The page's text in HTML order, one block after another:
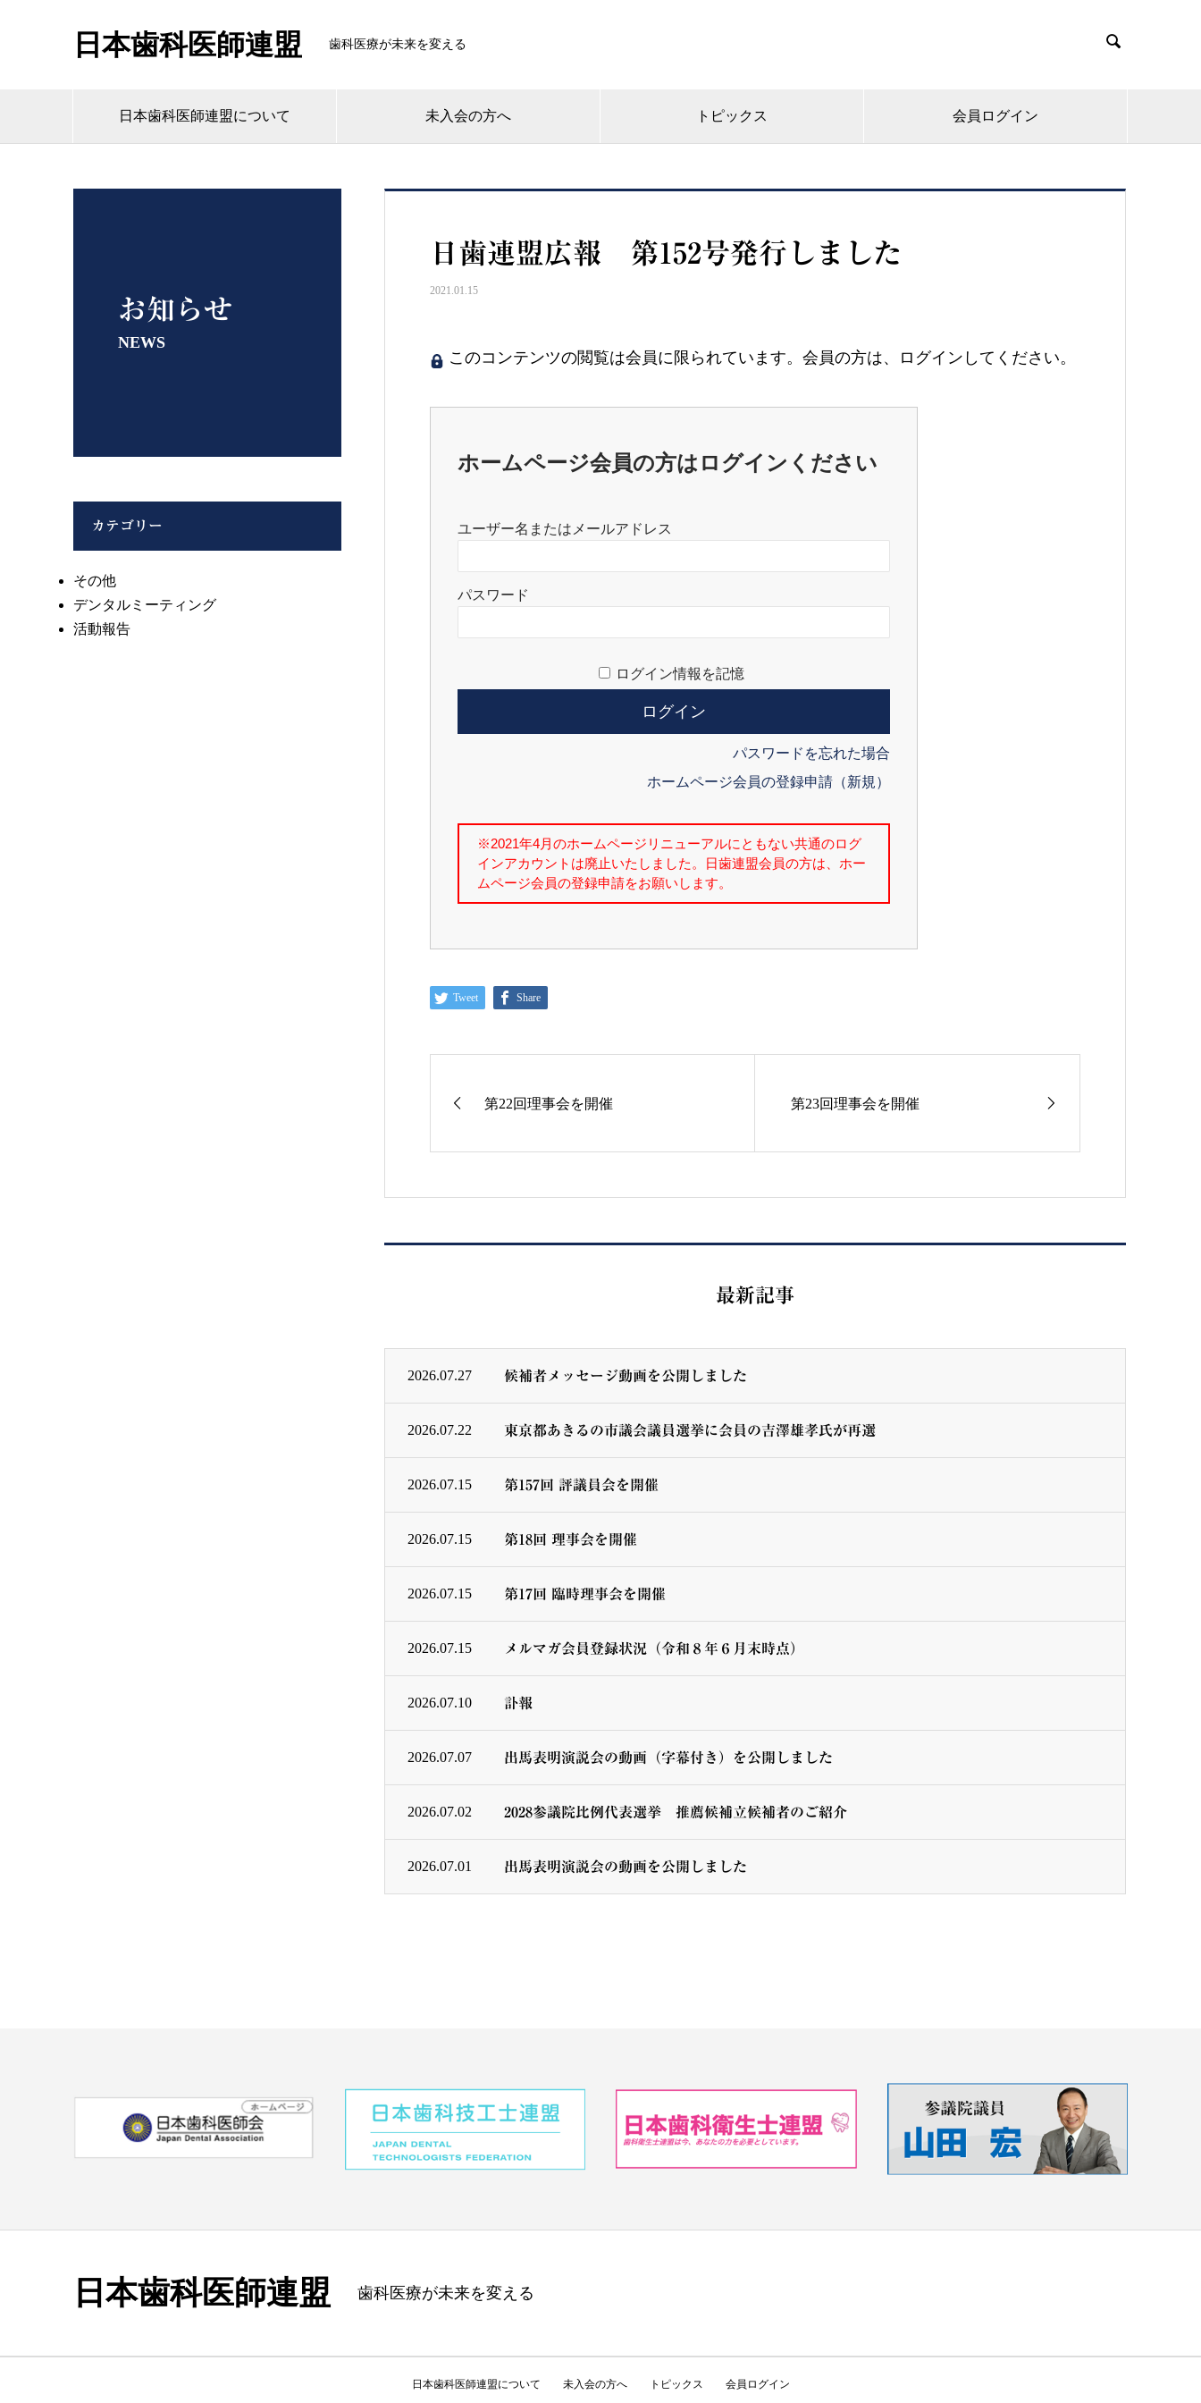
日本歯科医師連盟 歯科医療が未来を変える 
日本歯科医師連盟について 未入会の方へ トピックス 会員ログイン
お知らせ
NEWS
日歯連盟広報 第152号発行しました
2021.01.15
このコンテンツの閲覧は会員に限られています。会員の方は、ログインしてください。
ホームページ会員の方はログインください
ユーザー名またはメールアドレス
パスワード
ログイン情報を記憶
パスワードを忘れた場合
ホームページ会員の登録申請（新規）
Tweet Share
第22回理事会を開催 第23回理事会を開催
最新記事
2026.07.27 候補者メッセージ動画を公開しました
2026.07.22 東京都あきるの市議会議員選挙に会員の吉澤雄孝氏が再選
2026.07.15 第157回 評議員会を開催
2026.07.15 第18回 理事会を開催
2026.07.15 第17回 臨時理事会を開催
2026.07.15 メルマガ会員登録状況（令和８年６月末時点）
2026.07.10 訃報
2026.07.07 出馬表明演説会の動画（字幕付き）を公開しました
2026.07.02 2028参議院比例代表選挙 推薦候補立候補者のご紹介
2026.07.01 出馬表明演説会の動画を公開しました
カテゴリー
その他
デンタルミーティング
活動報告
日本歯科医師連盟 歯科医療が未来を変える
日本歯科医師連盟について 未入会の方へ トピックス 会員ログイン